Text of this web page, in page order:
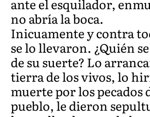
ante el esquilador,
no abría la boca.
Inicuamente y contra
se lo llevaron. ¿Quién
de su suerte? Lo
tierra de los vivos, lo
muerte por los pecados
pueblo, le dieron